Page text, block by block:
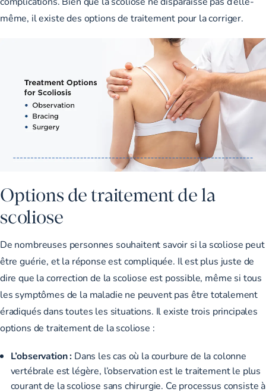
même, il existe des options de traitement pour la corriger.
Options de traitement de la
scoliose
De nombreuses personnes souhaitent savoir si la scoliose peut
être guérie, et la réponse est compliquée. Il est plus juste de
dire que la correction de la scoliose est possible, même si tous
les symptômes de la maladie ne peuvent pas être totalement
éradiqués dans toutes les situations. Il existe trois principales
options de traitement de la scoliose :
L’observation : Dans les cas où la courbure de la colonne
vertébrale est légère, l’observation est le traitement le plus
courant de la scoliose sans chirurgie. Ce processus consiste à